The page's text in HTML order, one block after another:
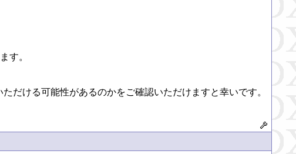
す。
だける可能性があるのかをご確認いただけますと幸いです。